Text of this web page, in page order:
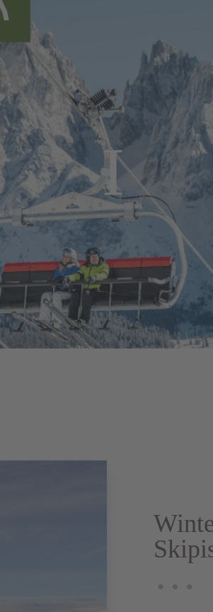
Wir benötigen Ihre Zustimmung,
YouTube Video-Service zu
Wir verwenden einen Service eines
um Videoinhalte einzubetten. Dieser
Daten zu Ihren Aktivitäten sammeln.
Sie die Details durch und stimmen
Nutzung des Service zu, um dieses
anzusehen.
Mehr Informationen
Akzeptieren
powered by Usercentrics Consent
Platform
eRecht24
…